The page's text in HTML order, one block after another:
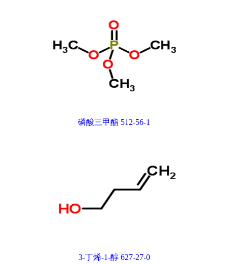
磷酸三甲酯 512-56-1
3-丁烯-1-醇 627-27-0